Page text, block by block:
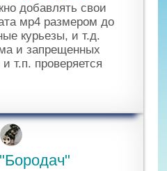
добавлять свои
мр4 размером до
курьезы, и т.д.
и запрещенных
т.п. проверяется